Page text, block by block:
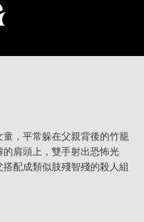
，平常躲在父親背後的竹籠
肩頭上，雙手射出恐怖光
配成類似肢殘智殘的殺人組